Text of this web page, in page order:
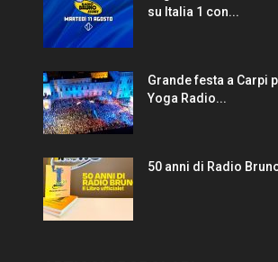
su Italia 1 con...
Grande festa a Carpi
Yoga Radio...
50 anni di Radio